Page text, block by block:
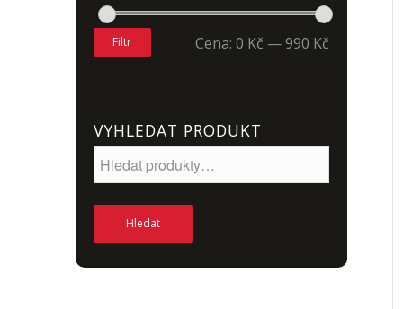
Filtr Cena: 0 Kč —990 Kč
VYHLEDAT PRODUKT
Hledat